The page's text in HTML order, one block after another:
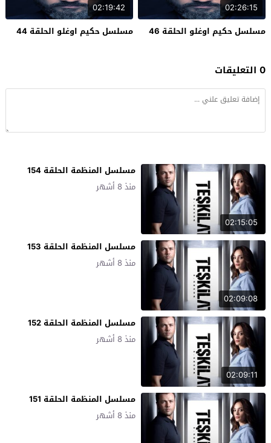
02:26:15
مسلسل حكيم اوغلو الحلقة 46
02:19:42
مسلسل حكيم اوغلو الحلقة 44
0 التعليقات
02:15:05
مسلسل المنظمة الحلقة 154
منذ 8 أشهر
02:09:08
مسلسل المنظمة الحلقة 153
منذ 8 أشهر
02:09:11
مسلسل المنظمة الحلقة 152
منذ 8 أشهر
مسلسل المنظمة الحلقة 151
منذ 8 أشهر